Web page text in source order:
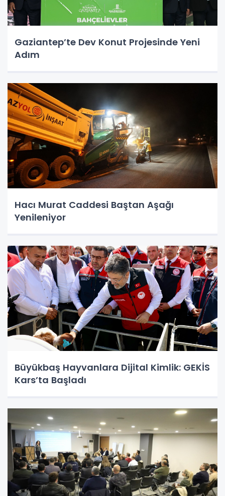
Gaziantep’te Dev Konut Projesinde Yeni
Adım
Hacı Murat Caddesi Baştan Aşağı
Yenileniyor
Büyükbaş Hayvanlara Dijital Kimlik: GEKİS
Kars’ta Başladı